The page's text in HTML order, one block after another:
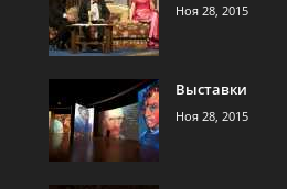
Ноя 28, 2015
Выставки
Ноя 28, 2015